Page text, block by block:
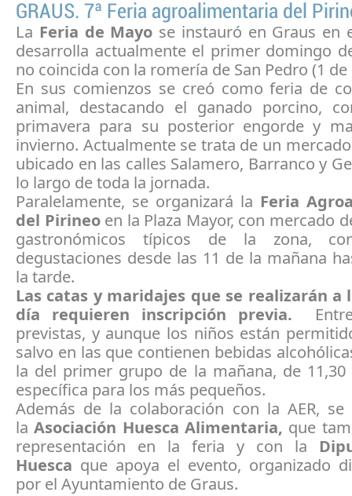
GRAUS. 7ª Feria agroalimentaria del
La Feria de Mayo se instauró en Graus en
desarrolla actualmente el primer domingo
no coincida con la romería de San Pedro (1
En sus comienzos se creó como feria de
animal, destacando el ganado porcino,
primavera para su posterior engorde y
invierno. Actualmente se trata de un
ubicado en las calles Salamero, Barranco y
lo largo de toda la jornada.
Paralelamente, se organizará la Feria
del Pirineoen la Plaza Mayor, con mercado
gastronómicos típicos de la zona,
degustaciones desde las 11 de la mañana
la tarde.
Las catas y maridajes que se realizarán a
día requieren inscripción previa.
previstas, y aunque los niños están
salvo en las que contienen bebidas
la del primer grupo de la mañana, de 11,30
específica para los más pequeños.
Además de la colaboración con la AER, se
laAsociación Huesca Alimentaria, que
representación en la feria y con la
Huesca que apoya el evento, organizado
por el Ayuntamiento de Graus.